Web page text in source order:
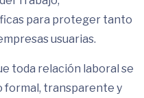
para proteger tanto
usuarias.
toda relación laboral se
formal, transparente y